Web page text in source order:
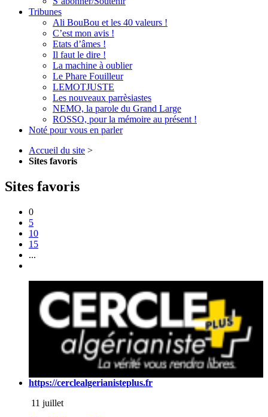
Tribunes
Ali BouBou et les 40 valeurs !
C’est mon avis !
Etats d’âmes !
Il faut le dire !
La machine à oublier
Le Phare Fouilleur
LEMOTJUSTE
Les nouveaux parrèsiastes
NEMO, la parole du Grand Large
ROSSO, pour la mémoire au présent !
Noté pour vous en parler
Accueil du site >
Sites favoris
Sites favoris
0
5
10
15
...
https://cerclealgerianisteplus.fr
11 juillet